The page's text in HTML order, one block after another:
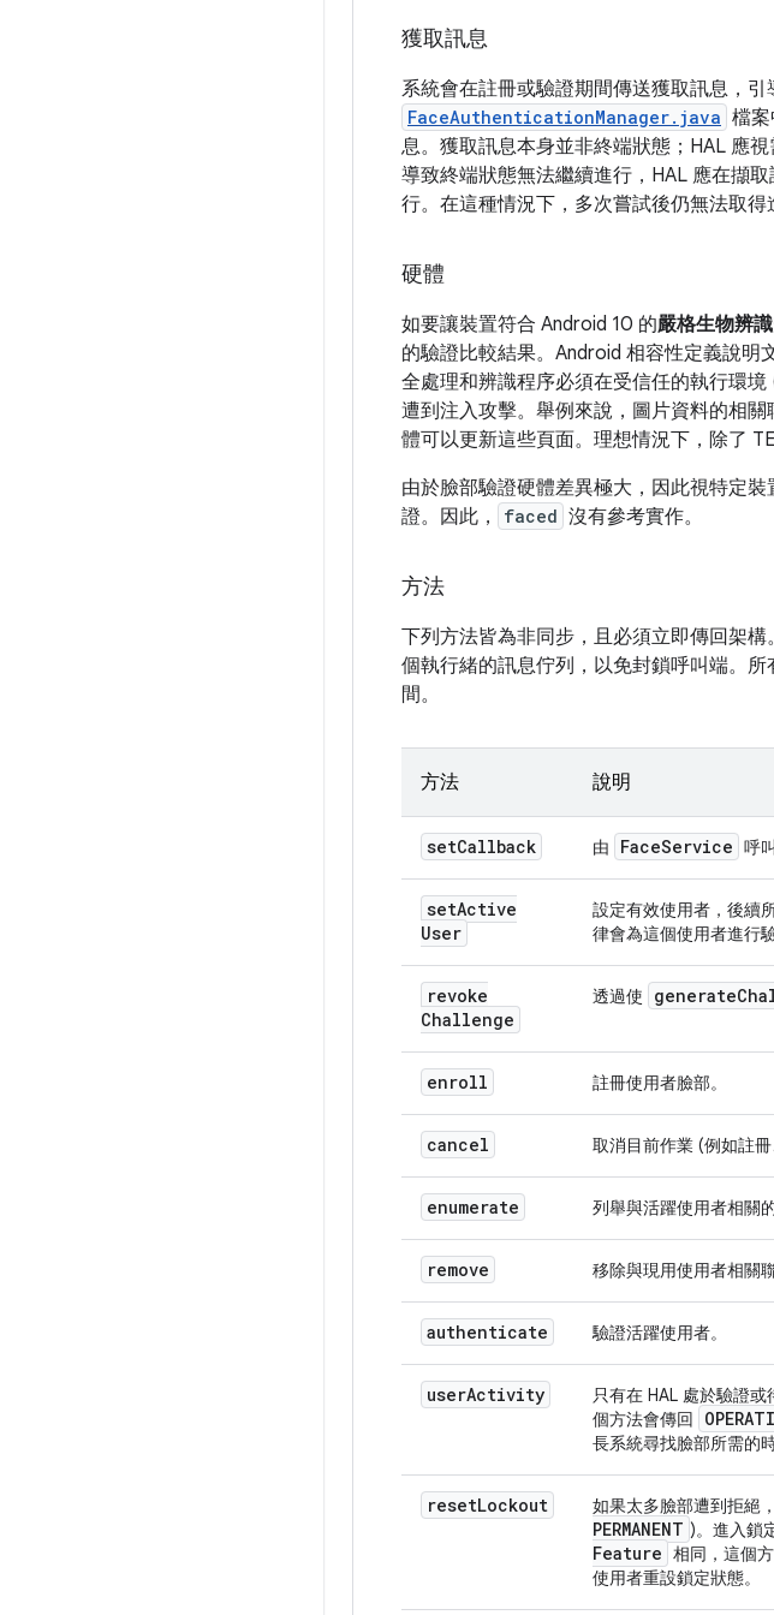
獲取訊息
系統會在註冊或驗證期間傳送獲取訊息，
FaceAuthenticationManager.java 檔
息。獲取訊息本身並非終端狀態；HAL 應
導致終端狀態無法繼續進行，HAL 應在擷
行。在這種情況下，多次嘗試後仍無法取得
硬體
如要讓裝置符合 Android 10 的嚴格生物辨識
的驗證比較結果。Android 相容性定義說明
全處理和辨識程序必須在受信任的執行環
遭到注入攻擊。舉例來說，圖片資料的相
體可以更新這些頁面。理想情況下，除了
由於臉部驗證硬體差異極大，因此視特定
證。因此，
faced 沒有參考實作。
方法
下列方法皆為非同步，且必須立即傳回架
個執行緒的訊息佇列，以免封鎖呼叫端。
間。
方法 說明
setCallback 由 FaceService 呼
setActive
User
設定有效使用者，後續
律會為這個使用者進行驗
revoke
Challenge
透過使 generate
enroll 註冊使用者臉部。
cancel 取消目前作業 (例如註
enumerate 列舉與活躍使用者相關
remove 移除與現用使用者相關
authenticate 驗證活躍使用者。
userActivity
只有在 HAL 處於驗證
個方法會傳回
長系統尋找臉部所需的時
resetLockout 如果太多臉部遭到拒絕，
PERMANENT )。進入鎖
Feature 相同，這個
使用者重設鎖定狀態。